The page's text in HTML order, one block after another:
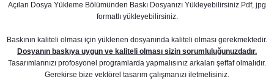
Açılan Dosya Yükleme Bölümünden Baskı Dosyanızı Yükleyebilirsiniz.Pdf, jpg
formatlı yükleyebilirsiniz.
Baskının kaliteli olması için yüklenen dosyanında kaliteli olması gerekmektedir.
Dosyanın baskıya uygun ve kaliteli olması sizin sorumluluğunuzdadır.
Tasarımlarınızı profosyonel programlarda yapmalısınız arkaları şeffaf olmalıdır.
Gerekirse bize vektörel tasarım çalışmanızı iletmelisiniz.